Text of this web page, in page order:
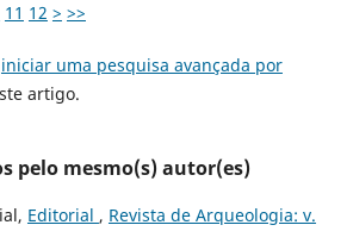
11 12 > >>
iniciar uma pesquisa avançada por
artigo.
pelo mesmo(s) autor(es)
Editorial , Revista de Arqueologia: v.